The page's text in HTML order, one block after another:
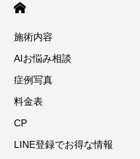
施術内容
AIお悩み相談
症例写真
料金表
CP
LINE登録でお得な情報